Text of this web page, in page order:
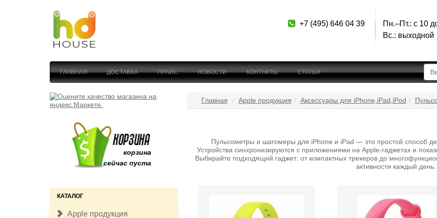
+7 (495) 646 04 39
Пн.–Пт.: с 10
Вс.: выходной
ГЛАВНАЯ ДОСТАВКА ПРАЙС НОВОСТИ КОНТАКТЫ СТАТЬИ
корзина
сейчас пуста
КАТАЛОГ
Apple продукция
Главная Apple продукция Аксессуары для iPhone,iPad,iPod
Пульсометры и шагомеры для iPhone и iPad — это простой способ
Устройства синхронизируются с приложениями на Apple‑гаджетах и
Выбирайте подходящий гаджет: от компактных трекеров до
активности каждый день.